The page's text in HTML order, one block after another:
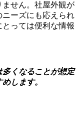
せん。社屋外観が
ーズにも応えられ
っては便利な情報
くなることが想定
します。